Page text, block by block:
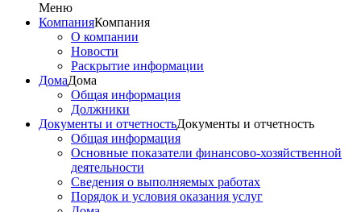
Меню
КомпанияКомпания
О компании
Новости
Раскрытие информации
ДомаДома
Общая информация
Должники
Документы и отчетностьДокументы и отчетность
Общая информация
Основные показатели финансово-хозяйственной
деятельности
Сведения о выполняемых работах
Порядок и условия оказания услуг